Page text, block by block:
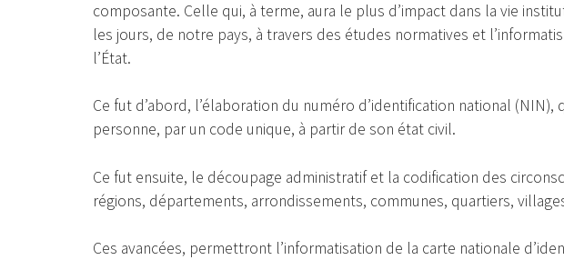
composante. Celle qui, à terme, aura le plus d’impact dans la vie
les jours, de notre pays, à travers des études normatives et
l’État.
Ce fut d’abord, l’élaboration du numéro d’identification national
personne, par un code unique, à partir de son état civil.
Ce fut ensuite, le découpage administratif et la codification des
régions, départements, arrondissements, communes, quartiers,
Ces avancées, permettront l’informatisation de la carte nationale